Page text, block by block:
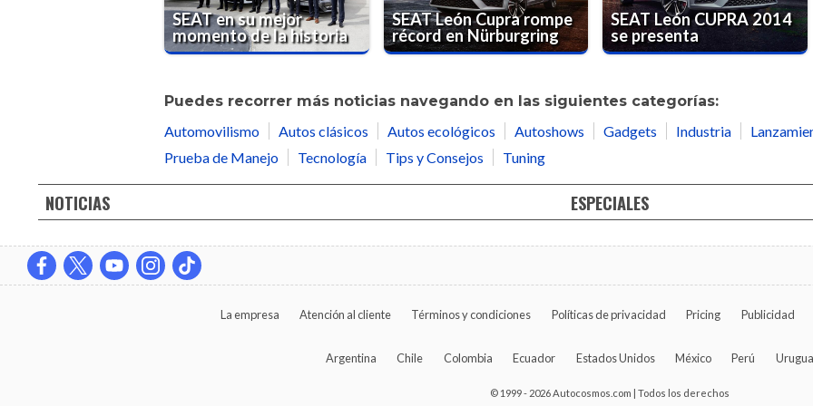
SEAT en su mejor
momento de la historia
SEAT León Cupra rompe
récord en Nürburgring
SEAT León CUPRA 2014
se presenta
Puedes recorrer más noticias navegando en las siguientes categorías:
Automovilismo
Autos clásicos Autos ecológicos Autoshows Gadgets Industria
Prueba de Manejo
Tecnología Tips y Consejos Tuning
NOTICIAS ESPECIALES
La empresa Atención al cliente Términos y condiciones Políticas de privacidad Pricing Publicidad
Argentina Chile Colombia Ecuador Estados Unidos México Perú
© 1999 - 2026 Autocosmos.com | Todos los derechos